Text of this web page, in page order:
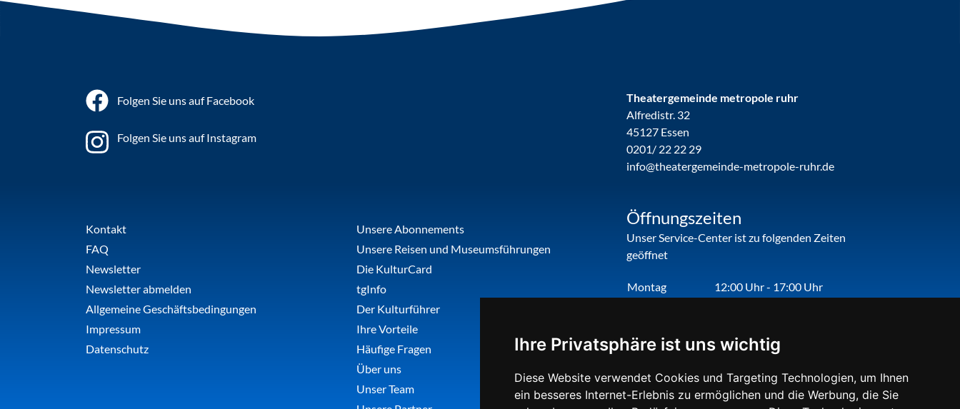
Ihre Privatsphäre ist uns wichtig
Diese Website verwendet Cookies und Targeting Technologien, um Ihnen
ein besseres Internet-Erlebnis zu ermöglichen und die Werbung, die Sie
Folgen Sie uns auf Facebook
Folgen Sie uns auf Instagram
Kontakt
FAQ
Newsletter
Newsletter abmelden
Allgemeine Geschäftsbedingungen
Impressum
Datenschutz
Unsere Abonnements
Unsere Reisen und Museumsführungen
Die KulturCard
tgInfo
Der Kulturführer
Ihre Vorteile
Häufige Fragen
Über uns
Unser Team
Theatergemeinde metropole ruhr
Alfredistr. 32
45127 Essen
0201/ 22 22 29
info@theatergemeinde-metropole-ruhr.de
Öffnungszeiten
Unser Service-Center ist zu folgenden Zeiten
geöffnet
Montag
12:00 Uhr - 17:00 Uhr
Freitag
09:00 Uhr - 12:00 Uhr